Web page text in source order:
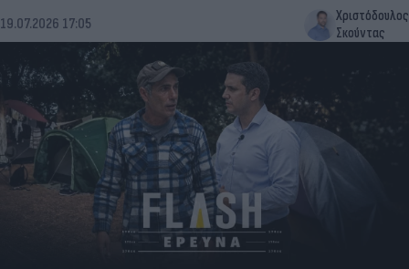
19.07.2026 17:05
Χριστόδουλος
Σκούντας